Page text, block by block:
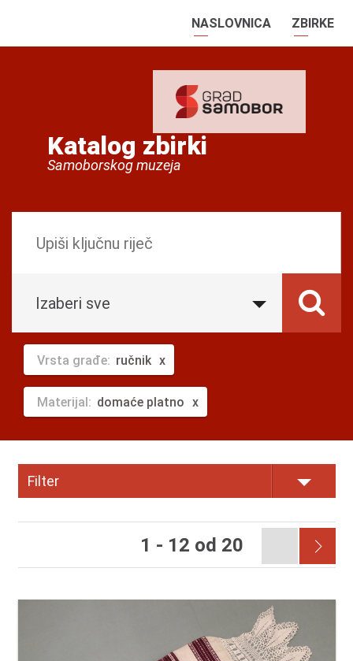
NASLOVNICA ZBIRKE
Katalog zbirki
Samoborskog muzeja
Izaberi sve
Vrsta građe: ručnik
Materijal: domaće platno
Filter
1 - 12 od 20